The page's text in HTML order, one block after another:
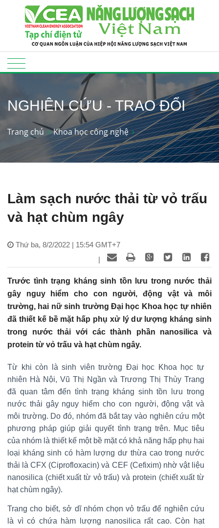
NGHIÊN CỨU - TRAO ĐỔI
Trang chủ Khoa học công nghệ
Làm sạch nước thải từ vỏ trấu
và hạt chùm ngây
Thứ ba, 8/2/2022 | 15:54 GMT+7
|
Trước tình trạng kháng sinh tồn lưu trong nước thải
gây nguy hiểm cho con người, động vật và môi
trường, hai nữ sinh trường Đại học Khoa học tự nhiên
đã thiết kế bề mặt hấp phụ xử lý dư lượng kháng sinh
trong nước thải với các thành phần nanosilica và
protein từ vỏ trấu và hạt chùm ngây.
Từ khi còn là sinh viên trường Đại học Khoa học tự
nhiên Hà Nội, Vũ Thị Ngần và Trương Thị Thùy Trang
đã quan tâm đến tình trạng kháng sinh tồn lưu trong
nước thải gây nguy hiểm cho con người, động vật và
môi trường. Do đó, nhóm đã bắt tay vào nghiên cứu một
phương pháp giúp giải quyết tình trạng trên. Mục tiêu
của nhóm là thiết kế một bề mặt có khả năng hấp phụ hai
loại kháng sinh có hàm lượng dư thừa cao trong nước
thải là CFX (Ciprofloxacin) và CEF (Cefixim) nhờ vật liệu
nanosilica (chiết xuất từ vỏ trấu) và protein (chiết xuất từ
hạt chùm ngây).
Trang cho biết, sở dĩ nhóm chọn vỏ trấu để nghiên cứu
là vì có chứa hàm lượng nanosilica rất cao. Còn hạt